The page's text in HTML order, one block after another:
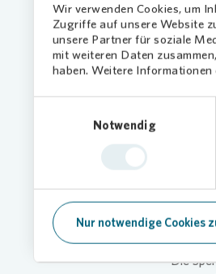
Wir verwenden Cookies, um
Zugriffe auf unsere Website
unsere Partner für soziale
mit weiteren Daten
haben. Weitere Informationen
Notwendig
Nur notwendige Cookies
„Das
schnell
wir
Vonovia
Die